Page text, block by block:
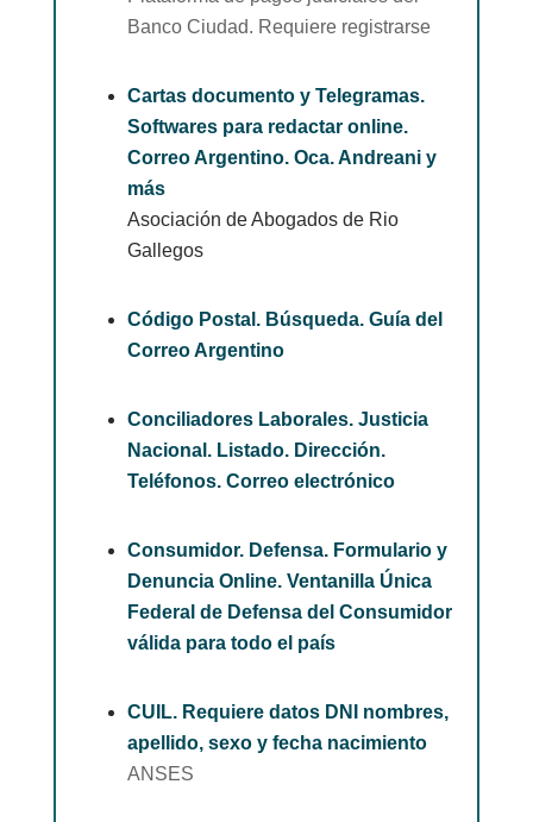
Banco Ciudad. Requiere registrarse
Cartas documento y Telegramas.
Softwares para redactar online.
Correo Argentino. Oca. Andreani y
más
Asociación de Abogados de Rio
Gallegos
Código Postal. Búsqueda. Guía del
Correo Argentino
Conciliadores Laborales. Justicia
Nacional. Listado. Dirección.
Teléfonos. Correo electrónico
Consumidor. Defensa. Formulario y
Denuncia Online. Ventanilla Única
Federal de Defensa del Consumidor
válida para todo el país
CUIL. Requiere datos DNI nombres,
apellido, sexo y fecha nacimiento
ANSES